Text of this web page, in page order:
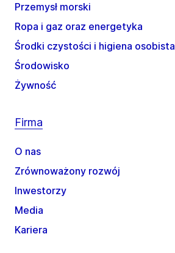
Przemysł morski
Ropa i gaz oraz energetyka
Środki czystości i higiena osobista
Środowisko
Żywność
Firma
O nas
Zrównoważony rozwój
Inwestorzy
Media
Kariera